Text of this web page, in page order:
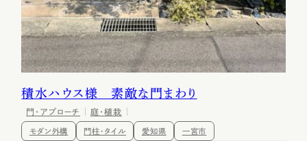
積水ハウス様 素敵な門まわり
門・アプローチ 庭・植栽
モダン外構 門柱・タイル 愛知県 一宮市